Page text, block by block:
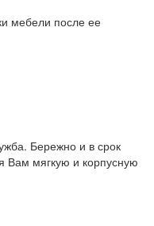
мебели после ее
Бережно и в срок
Вам мягкую и корпусную